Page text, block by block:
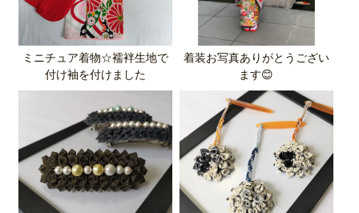
ミニチュア着物☆襦袢生地で
付け袖を付けました
着装お写真ありがとうござい
ます😊